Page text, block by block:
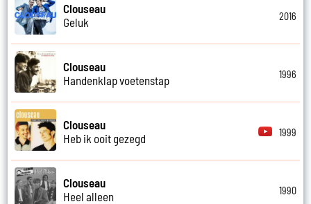
Clouseau
Geluk
2016
Clouseau
Handenklap voetenstap
1996
Clouseau
Heb ik ooit gezegd
1999
Clouseau
Heel alleen
1990